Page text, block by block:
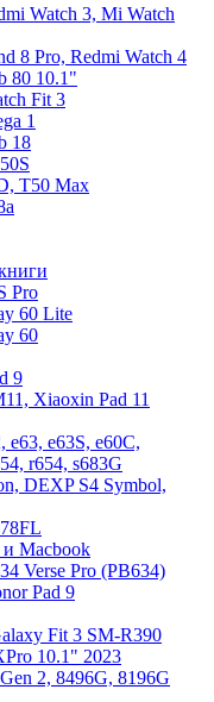
Watch 3, Mi Watch
8 Pro, Redmi Watch 4
80 10.1"
Fit 3
1
18
T50 Max
Pro
60 Lite
60
9
Xiaoxin Pad 11
e63S, e60C,
r654, s683G
DEXP S4 Symbol,
и Macbook
Verse Pro (PB634)
Pad 9
Fit 3 SM-R390
10.1" 2023
2, 8496G, 8196G